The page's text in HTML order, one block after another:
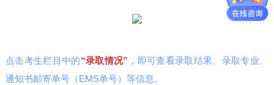
点击考生栏目中的“录取情况” ，即可查看录取结果、录取专业、
通知书邮寄单号（EMS单号）等信息。